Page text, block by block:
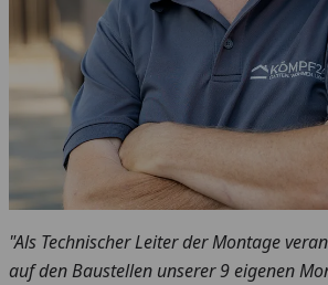
"Als Technischer Leiter der Montage
auf den Baustellen unserer 9 eigenen